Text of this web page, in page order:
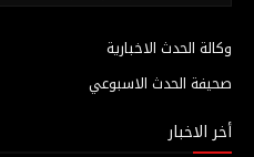
وكالة الحدث الاخبارية
صحيفة الحدث الاسبوعي
أخر الاخبار